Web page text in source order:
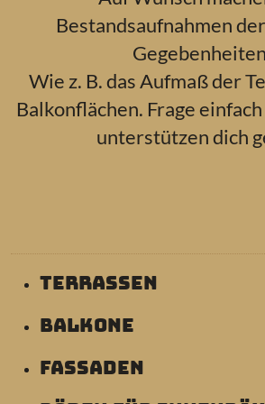
Bestandsaufnahmen
Wie z. B. das Aufmaß der
Balkonflächen. Frage
unterstützen dich
Terrassen
Balkone
Fassaden